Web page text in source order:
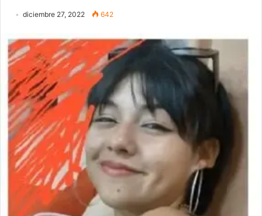
diciembre 27, 2022 642